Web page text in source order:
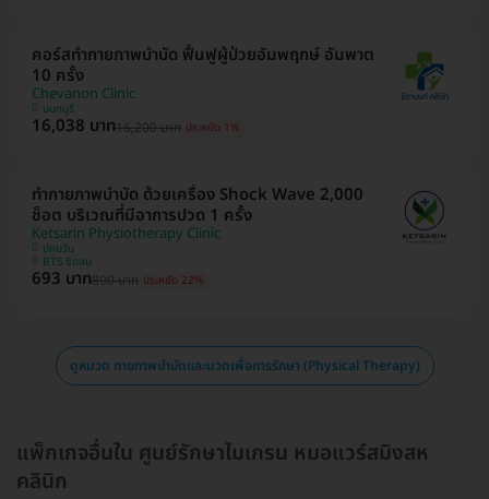
คอร์สทำกายภาพบำบัด ฟื้นฟูผู้ป่วยอัมพฤกษ์ อัมพาต
10 ครั้ง
Chevanon Clinic
นนทบุรี
16,038 บาท16,200 บาท ประหยัด 1%
ทำกายภาพบำบัด ด้วยเครื่อง Shock Wave 2,000
ช็อต บริเวณที่มีอาการปวด 1 ครั้ง
Ketsarin Physiotherapy Clinic
ปทุมวัน
BTS ชิดลม
693 บาท890 บาท ประหยัด 22%
ดูหมวด กายภาพบำบัดและนวดเพื่อการรักษา (Physical Therapy)
แพ็กเกจอื่นใน ศูนย์รักษาไมเกรน หมอแวร์สมิงสห
คลินิก